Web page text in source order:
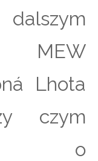
MEW
Lhota
czym
o